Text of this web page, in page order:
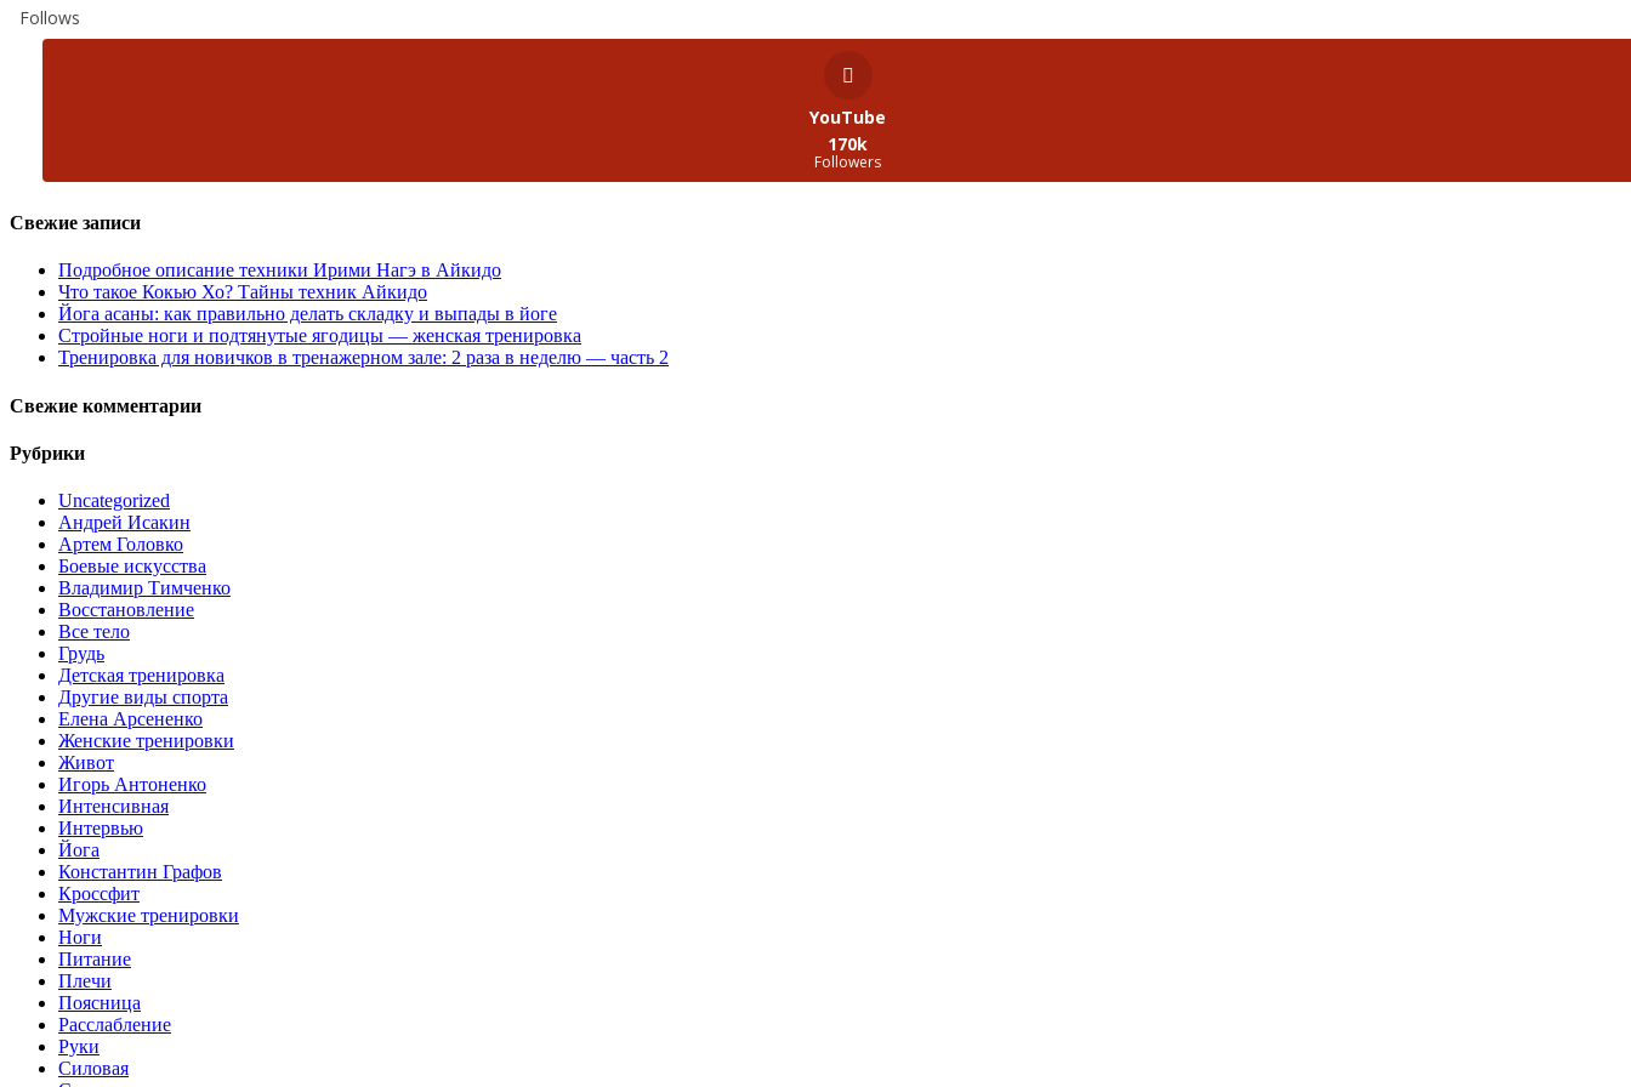
Follows
YouTube
170k
Followers
Свежие записи
Подробное описание техники Ирими Нагэ в Айкидо
Что такое Кокью Хо? Тайны техник Айкидо
Йога асаны: как правильно делать складку и выпады в йоге
Стройные ноги и подтянутые ягодицы — женская тренировка
Тренировка для новичков в тренажерном зале: 2 раза в неделю — часть 2
Свежие комментарии
Рубрики
Uncategorized
Андрей Исакин
Артем Головко
Боевые искусства
Владимир Тимченко
Восстановление
Все тело
Грудь
Детская тренировка
Другие виды спорта
Елена Арсененко
Женские тренировки
Живот
Игорь Антоненко
Интенсивная
Интервью
Йога
Константин Графов
Кроссфит
Мужские тренировки
Ноги
Питание
Плечи
Поясница
Расслабление
Руки
Силовая